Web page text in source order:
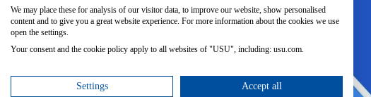
We may place these for analysis of our visitor data, to improve our website, show personalised
content and to give you a great website experience. For more information about the cookies we use
open the settings.
Your consent and the cookie policy apply to all websites of "USU", including: usu.com.
Settings Accept all